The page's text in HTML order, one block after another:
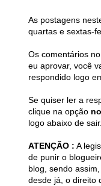
As postagens
quartas e sextas-
Os comentários
eu aprovar, você
respondido logo
Se quiser ler a
clique na opção
logo abaixo de sair.
ATENÇÃO : A
de punir o
blog, sendo
desde já, o direito